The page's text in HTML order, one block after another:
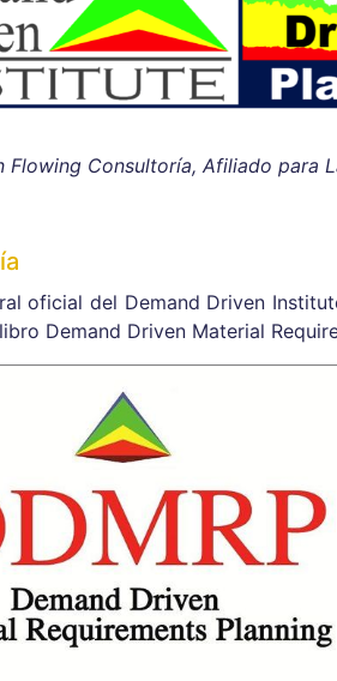
Flowing Consultoría, Afiliado para
oficial del Demand Driven
Demand Driven Material